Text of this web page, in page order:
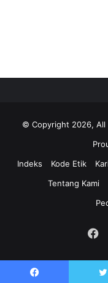
© Copyright 2026,
Indeks
Kode Etik
Tentang Kami